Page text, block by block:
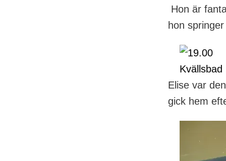
Hon är
hon
Elise var
gick hem